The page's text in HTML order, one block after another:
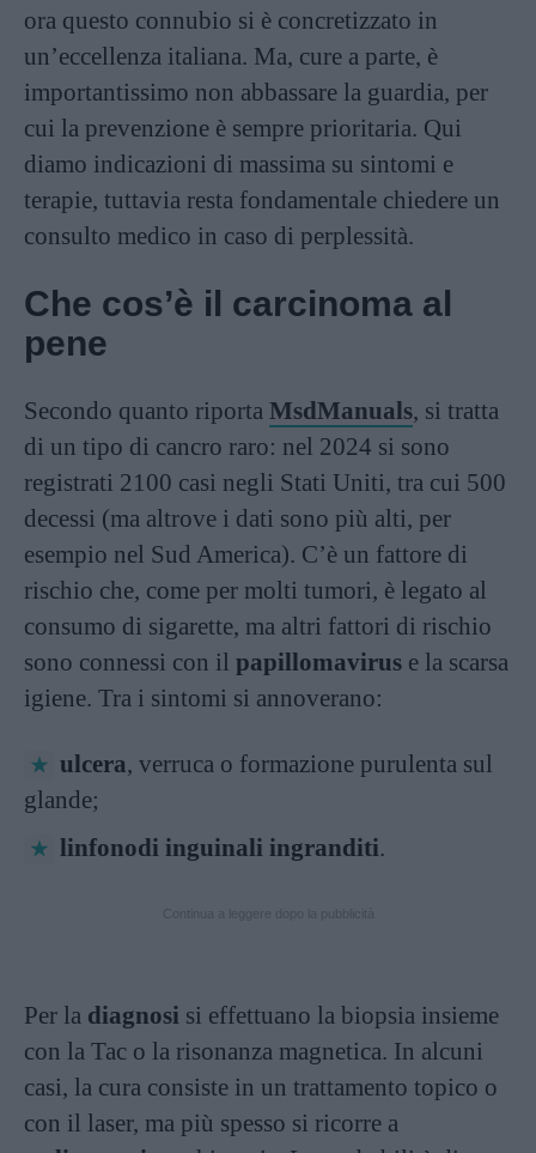
ora questo connubio si è concretizzato in
un’eccellenza italiana. Ma, cure a parte, è
importantissimo non abbassare la guardia, per
cui la prevenzione è sempre prioritaria. Qui
diamo indicazioni di massima su sintomi e
terapie, tuttavia resta fondamentale chiedere un
consulto medico in caso di perplessità.
Che cos’è il carcinoma al
pene
Secondo quanto riporta MsdManuals, si tratta
di un tipo di cancro raro: nel 2024 si sono
registrati 2100 casi negli Stati Uniti, tra cui 500
decessi (ma altrove i dati sono più alti, per
esempio nel Sud America). C’è un fattore di
rischio che, come per molti tumori, è legato al
consumo di sigarette, ma altri fattori di rischio
sono connessi con il papillomavirus e la scarsa
igiene. Tra i sintomi si annoverano:
ulcera, verruca o formazione purulenta sul
glande;
linfonodi inguinali ingranditi.
Per la diagnosi si effettuano la biopsia insieme
con la Tac o la risonanza magnetica. In alcuni
casi, la cura consiste in un trattamento topico o
con il laser, ma più spesso si ricorre a